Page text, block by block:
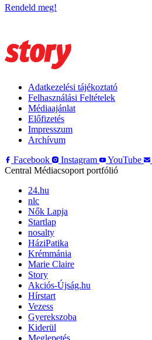
Rendeld meg!
Adatkezelési tájékoztató
Felhasználási Feltételek
Médiaajánlat
Előfizetés
Impresszum
Archívum
Facebook
Instagram YouTube
Central Médiacsoport portfólió
24.hu
nlc
Nők Lapja
Startlap
nosalty
HáziPatika
Krémmánia
Marie Claire
Story
Akciós-Újság.hu
Hírstart
Vezess
Gyerekszoba
Kiderül
Meglepetés